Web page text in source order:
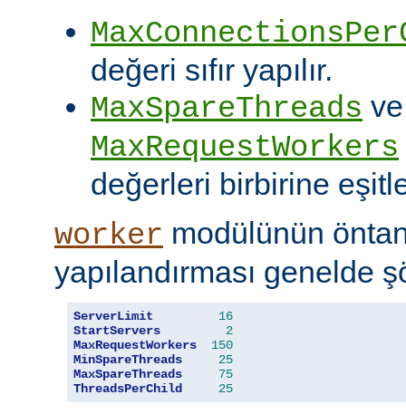
değeri sıfır yapılır.
MaxSpareThreads ve
MaxRequestWorkers
değerleri birbirine
worker modülünün
yapılandırması genelde
ServerLimit
16
StartServers
2
MaxRequestWorkers
150
MinSpareThreads
25
MaxSpareThreads
75
ThreadsPerChild
25